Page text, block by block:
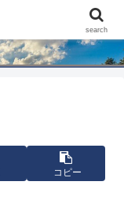
コピー
search